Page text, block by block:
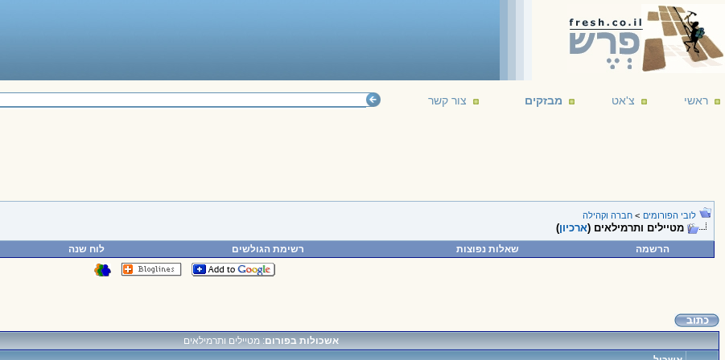
ראשי צ'אט מבזקים צור קשר
לובי הפורומים > חברה וקהילה
מטיילים ותרמילאים (ארכיון)
הרשמה שאלות נפוצות רשימת הגולשים לוח שנה
אשכולות בפורום: מטיילים ותרמילאים